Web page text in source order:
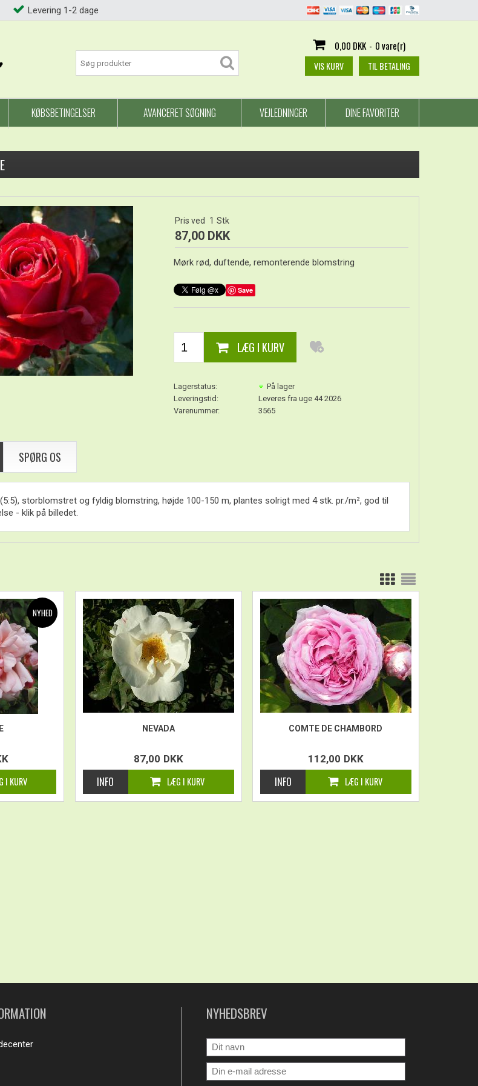
Levering 1-2 dage
0,00 DKK - 0 vare(r)
VIS KURV TIL BETALING
KØBSBETINGELSER AVANCERET SØGNING VEJLEDNINGER DINE FAVORITER
Pris ved 1 Stk
87,00 DKK
Mørk rød, duftende, remonterende blomstring
Save
På lager
Lagerstatus:
Leveres fra uge 44 2026
Leveringstid:
3565
Varenummer:
SPØRG OS
storblomstret og fyldig blomstring, højde 100-150 m, plantes solrigt med 4 stk. pr./m², god til
- klik på billedet.
NEVADA
87,00 DKK
COMTE DE CHAMBORD
112,00 DKK
NYHEDSBREV